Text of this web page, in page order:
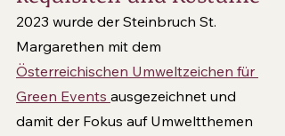
2023 wurde der Steinbruch St.
Margarethen mit dem
Österreichischen Umweltzeichen für
Green Events ausgezeichnet und
damit der Fokus auf Umweltthemen